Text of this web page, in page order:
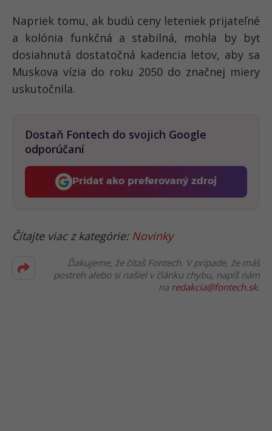
Napriek tomu, ak budú ceny leteniek prijateľné
a kolónia funkčná a stabilná, mohla by byť
dosiahnutá dostatočná kadencia letov, aby sa
Muskova vízia do roku 2050 do značnej miery
uskutočnila.
Dostaň Fontech do svojich Google
odporúčaní
Pridať ako preferovaný zdroj
Fontech, odkaz sa otvorí v
Čítajte viac z kategórie: Novinky
Ďakujeme, že čítaš Fontech. V prípade, že máš
postreh alebo si našiel v článku chybu, napíš nám
na redakcia@fontech.sk.